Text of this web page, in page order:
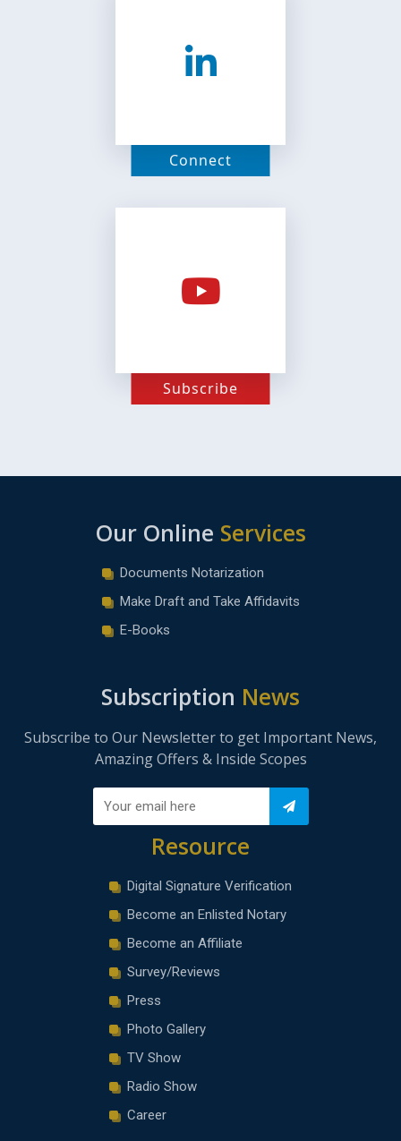
Connect
Subscribe
Our Online Services
Documents Notarization
Make Draft and Take Affidavits
E-Books
Subscription News
Subscribe to Our Newsletter to get Important News,
Amazing Offers & Inside Scopes
Resource
Digital Signature Verification
Become an Enlisted Notary
Become an Affiliate
Survey/Reviews
Press
Photo Gallery
TV Show
Radio Show
Career